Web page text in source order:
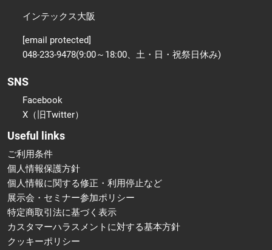
インテックス大阪
[email protected]
048-233-9478(9:00～18:00、土・日・祝祭日休み)
SNS
Facebook
X（旧Twitter）
Useful links
ご利用条件
個人情報保護方針
個人情報に関する修正・利用停止など
展示会・セミナー参加ポリシー
特定商取引法に基づく表示
カスタマーハラスメントに対する基本方針
クッキーポリシー